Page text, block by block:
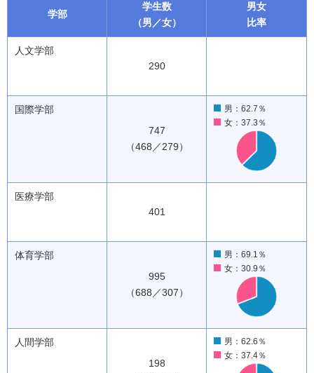
学部
学生数
（男／女）
男女
比率
人文学部
290
国際学部
747
（468／279）
男：62.7％
女：37.3％
医療学部
401
体育学部
995
（688／307）
男：69.1％
女：30.9％
人間学部
198
男：62.6％
女：37.4％